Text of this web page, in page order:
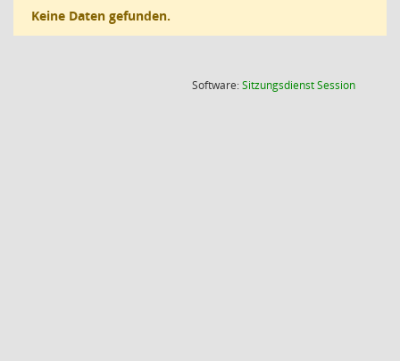
Keine Daten gefunden.
Software:SitzungsdienstSession(Wird in